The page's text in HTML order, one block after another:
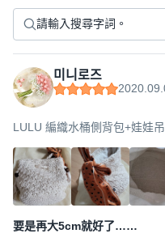
미니로즈
LULU 編織水桶側背包+娃娃
要是再大5cm就好了……